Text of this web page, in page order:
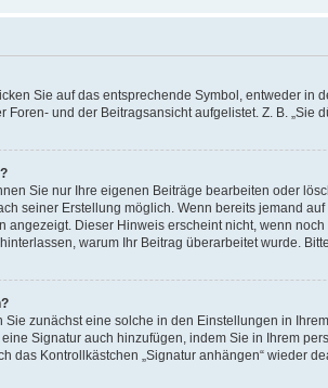
Sie auf das entsprechende Symbol, entweder
und der Beitragsansicht aufgelistet. Z. B. „Sie
Sie nur Ihre eigenen Beiträge bearbeiten oder
seiner Erstellung möglich. Wenn bereits jemand
Dieser Hinweis erscheint nicht, wenn
warum Ihr Beitrag überarbeitet wurde.
zunächst eine solche in den Einstellungen in
Signatur auch hinzufügen, indem Sie in Ihrem
das Kontrollkästchen „Signatur anhängen“ wieder